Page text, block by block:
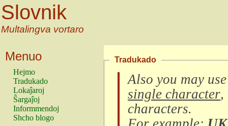
Slovnik
Multalingva vortaro
Menuo
Hejmo
Tradukado
Lokaĵaroj
Ŝargaĵoj
Informmendoj
Shcho blogo
Tradukado
Also you may
single character,
characters.